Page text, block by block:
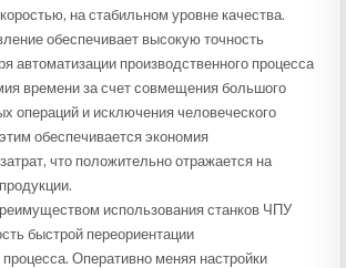
на стабильном уровне качества.
обеспечивает высокую точность
автоматизации производственного процесса
времени за счет совмещения большого
операций и исключения человеческого
обеспечивается экономия
что положительно отражается на
использования станков ЧПУ
быстрой переориентации
процесса. Оперативно меняя настройки